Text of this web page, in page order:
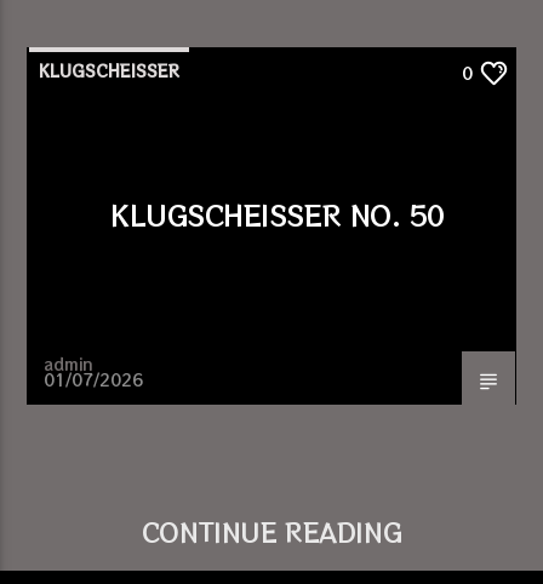
KLUGSCHEISSER 0
KLUGSCHEISSER NO. 50
admin
01/07/2026
CONTINUE READING